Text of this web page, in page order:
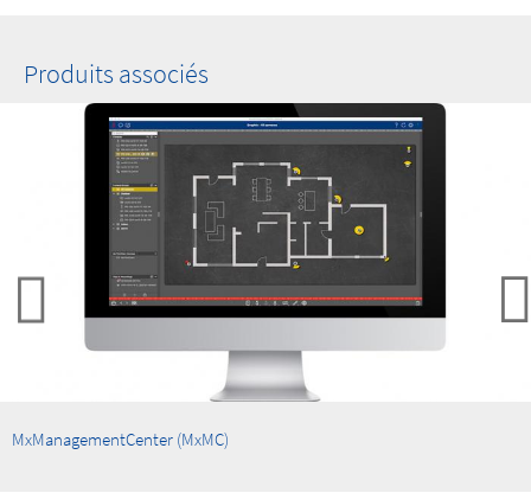
Produits associés
MxManagementCenter (MxMC)